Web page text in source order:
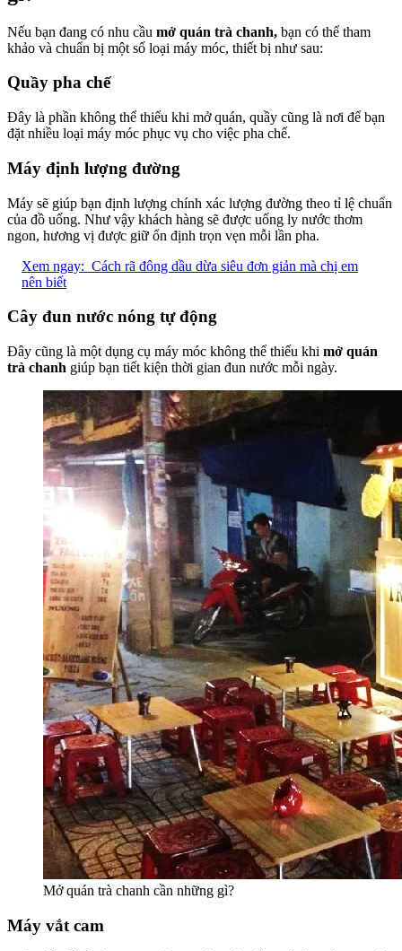
Nếu bạn đang có nhu cầu mở quán trà chanh, bạn có thể tham
khảo và chuẩn bị một số loại máy móc, thiết bị như sau:
Quầy pha chế
Đây là phần không thể thiếu khi mở quán, quầy cũng là nơi để bạn
đặt nhiều loại máy móc phục vụ cho việc pha chế.
Máy định lượng đường
Máy sẽ giúp bạn định lượng chính xác lượng đường theo tỉ lệ chuẩn
của đồ uống. Như vậy khách hàng sẽ được uống ly nước thơm
ngon, hương vị được giữ ổn định trọn vẹn mỗi lần pha.
Xem ngay: Cách rã đông dầu dừa siêu đơn giản mà chị em
nên biết
Cây đun nước nóng tự động
Đây cũng là một dụng cụ máy móc không thể thiếu khi mở quán
trà chanh giúp bạn tiết kiện thời gian đun nước mỗi ngày.
Mở quán trà chanh cần những gì?
Máy vắt cam